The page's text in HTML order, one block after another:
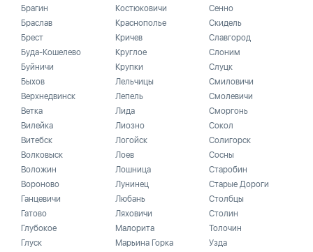
Брагин
Браслав
Брест
Буда-Кошелево
Буйничи
Быхов
Верхнедвинск
Ветка
Вилейка
Витебск
Волковыск
Воложин
Вороново
Ганцевичи
Гатово
Глубокое
Глуск
Костюковичи
Краснополье
Кричев
Круглое
Крупки
Лельчицы
Лепель
Лида
Лиозно
Логойск
Лоев
Лошница
Лунинец
Любань
Ляховичи
Малорита
Марьина Горка
Сенно
Скидель
Славгород
Слоним
Слуцк
Смиловичи
Смолевичи
Сморгонь
Сокол
Солигорск
Сосны
Старобин
Старые Дороги
Столбцы
Столин
Толочин
Узда